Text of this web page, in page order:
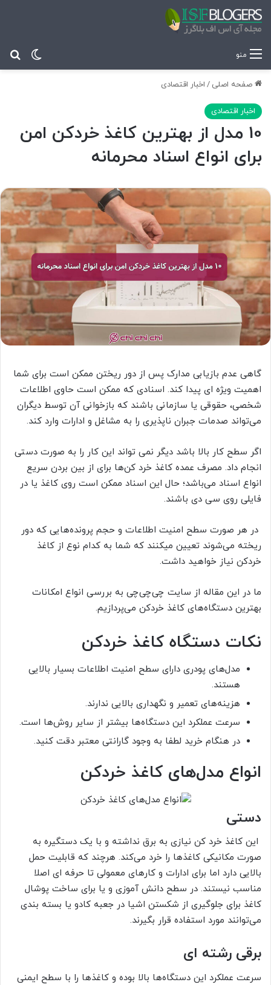
منو
صفحه اصلی / اخبار اقتصادی
اخبار اقتصادی
10 مدل از بهترین کاغذ خردکن امن
برای انواع اسناد محرمانه
گاهی عدم بازیابی مدارک پس از دور ریختن ممکن است برای شما
اهمیت ویژه ای پیدا کند. اسنادی که ممکن است حاوی اطلاعات
شخصی، حقوقی یا سازمانی باشند که بازخوانی آن توسط دیگران
می‌تواند صدمات جبران ناپذیری را به مشاغل و ادارات وارد کند.
اگر سطح کار بالا باشد دیگر نمی تواند این کار را به صورت دستی
انجام داد. مصرف عمده کاغذ خرد کن‌ها برای از بین بردن سریع
انواع اسناد می‌باشد؛ حال این اسناد ممکن است روی کاغذ یا در
فایلی روی سی دی باشند.
در هر صورت سطح امنیت اطلاعات و حجم پرونده‌هایی که دور
ریخته می‌شوند تعیین میکنند که شما به کدام نوع از کاغذ
خردکن نیاز خواهید داشت.
ما در این مقاله از سایت چی‌چی‌چی به بررسی انواع امکانات
بهترین دستگاه‌های کاغذ خردکن می‌پردازیم.
نکات دستگاه کاغذ خردکن
مدل‌های پودری دارای سطح امنیت اطلاعات بسیار بالایی
هستند.
هزینه‌های تعمیر و نگهداری بالایی ندارند.
سرعت عملکرد این دستگاه‌ها بیشتر از سایر روش‌ها است.
در هنگام خرید لطفا به وجود گارانتی معتبر دقت کنید.
انواع مدل‌های کاغذ خردکن
دستی
این کاغذ خرد کن‌ نیازی به برق نداشته و با یک دستگیره به
صورت مکانیکی کاغذ‌ها را خرد می‌کند. هرچند که قابلیت حمل
بالایی دارد اما برای ادارات و کارهای معمولی تا حرفه ای اصلا
مناسب نیستند. در سطح دانش آموزی و یا برای ساخت پوشال
کاغذ برای جلوگیری از شکستن اشیا در جعبه کادو یا بسته بندی
می‌توانند مورد استفاده قرار بگیرند.
برقی رشته ای
سرعت عملکرد این دستگاه‌ها بالا بوده و کاغذها را با سطح ایمنی